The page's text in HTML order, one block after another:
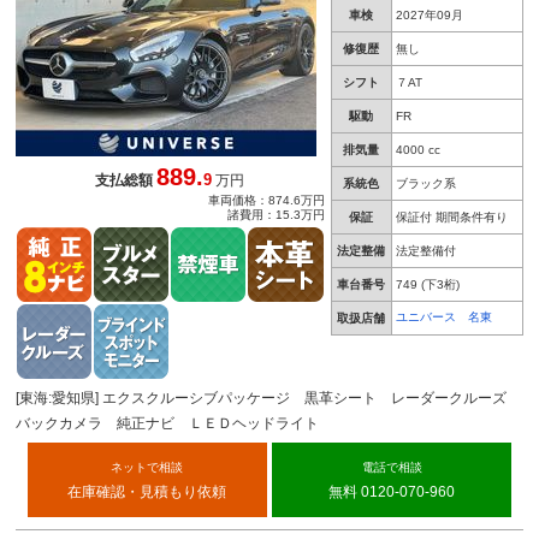
車検 2027年09月
修復歴 無し
シフト ７AT
駆動 FR
排気量 4000 cc
系統色 ブラック系
保証 保証付 期間条件有り
法定整備 法定整備付
車台番号 749 (下3桁)
取扱店舗 ユニバース 名東
支払総額889.9 万円
車両価格：874.6万円
諸費用：15.3万円
[東海:愛知県] エクスクルーシブパッケージ 黒革シート レーダークルーズ
バックカメラ 純正ナビ ＬＥＤヘッドライト
ネットで相談
在庫確認・見積もり依頼
電話で相談
無料 0120-070-960